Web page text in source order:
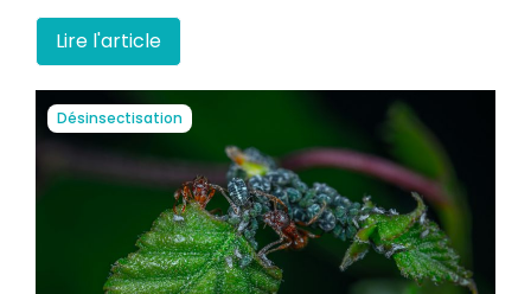
Lire l'article
Désinsectisation